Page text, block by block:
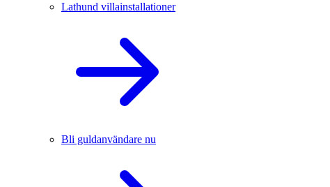
Lathund villainstallationer
Bli guldanvändare nu